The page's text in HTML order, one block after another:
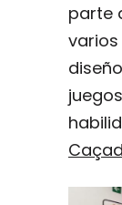
parte